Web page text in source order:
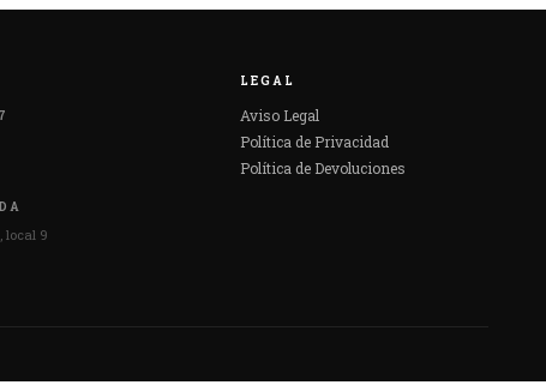
local 9
LEGAL
Aviso Legal
Política de Privacidad
Política de Devoluciones